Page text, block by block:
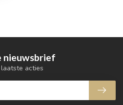
nieuwsbrief
acties